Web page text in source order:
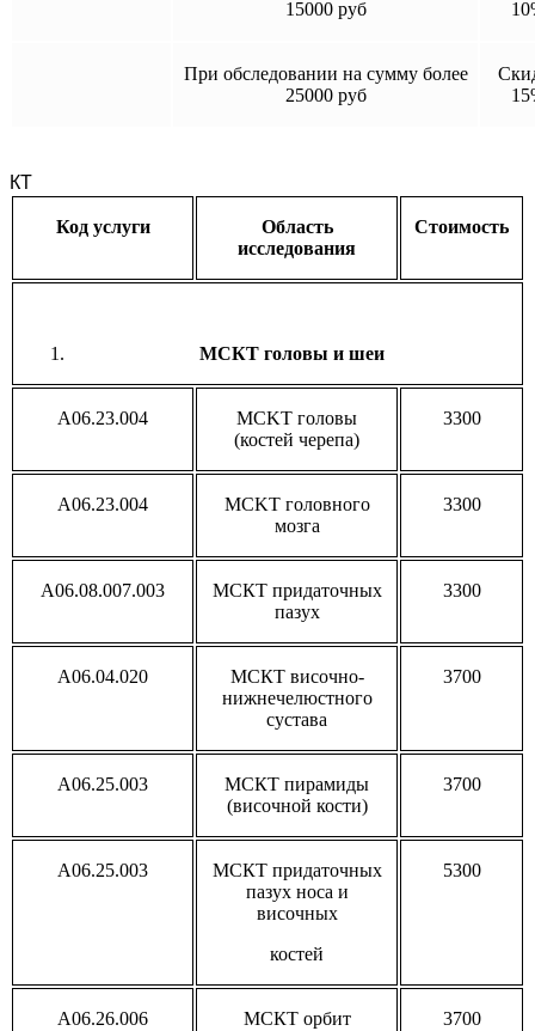
15000 руб
При обследовании на сумму более
25000 руб
КТ
Код услуги
Область
исследования
Стоимость
МСКТ головы и шеи
A06.23.004
MCKT головы
(костей черепа)
3300
A06.23.004
MCKT головного
мозга
3300
A06.08.007.003
МСКТ придаточных
пазух
3300
A06.04.020
МСКТ височно-
нижнечелюстного
сустава
3700
A06.25.003
МСКТ пирамиды
(височной кости)
3700
A06.25.003
МСКТ придаточных
пазух носа и
височных
костей
5300
А06.26.006 МСКТ орбит 3700